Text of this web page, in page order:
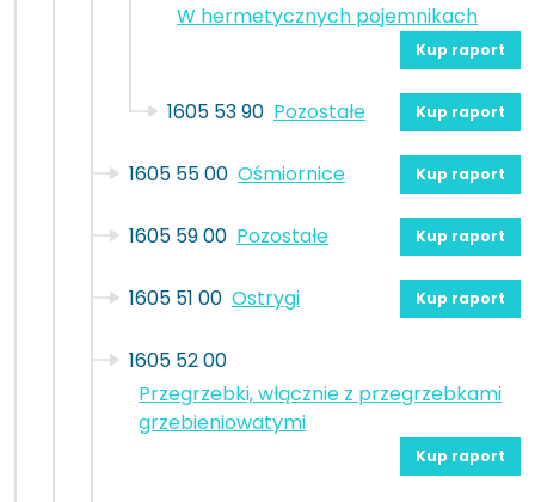
W hermetycznych pojemnikach
Kup raport
1605 53 90 Pozostałe Kup raport
1605 55 00 Ośmiornice Kup raport
1605 59 00 Pozostałe Kup raport
1605 51 00 Ostrygi Kup raport
1605 52 00
Przegrzebki, włącznie z przegrzebkami
grzebieniowatymi
Kup raport